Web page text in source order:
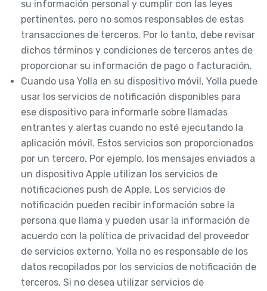
su información personal y cumplir con las leyes
pertinentes, pero no somos responsables de estas
transacciones de terceros. Por lo tanto, debe revisar
dichos términos y condiciones de terceros antes de
proporcionar su información de pago o facturación.
Cuando usa Yolla en su dispositivo móvil, Yolla puede
usar los servicios de notificación disponibles para
ese dispositivo para informarle sobre llamadas
entrantes y alertas cuando no esté ejecutando la
aplicación móvil. Estos servicios son proporcionados
por un tercero. Por ejemplo, los mensajes enviados a
un dispositivo Apple utilizan los servicios de
notificaciones push de Apple. Los servicios de
notificación pueden recibir información sobre la
persona que llama y pueden usar la información de
acuerdo con la política de privacidad del proveedor
de servicios externo. Yolla no es responsable de los
datos recopilados por los servicios de notificación de
terceros. Si no desea utilizar servicios de